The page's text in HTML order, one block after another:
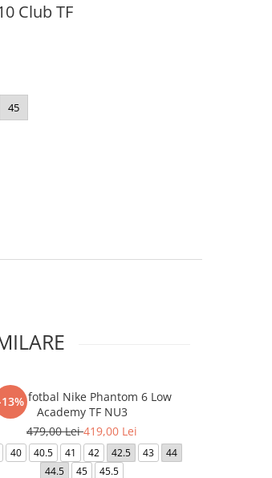
Club TF
45
fotbal Nike Phantom 6 Low
Academy TF NU3
479,00 Lei419,00 Lei
40 40.5 41 42 42.5 43
44
44.5
45 45.5